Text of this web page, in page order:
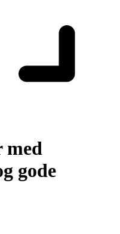
gode